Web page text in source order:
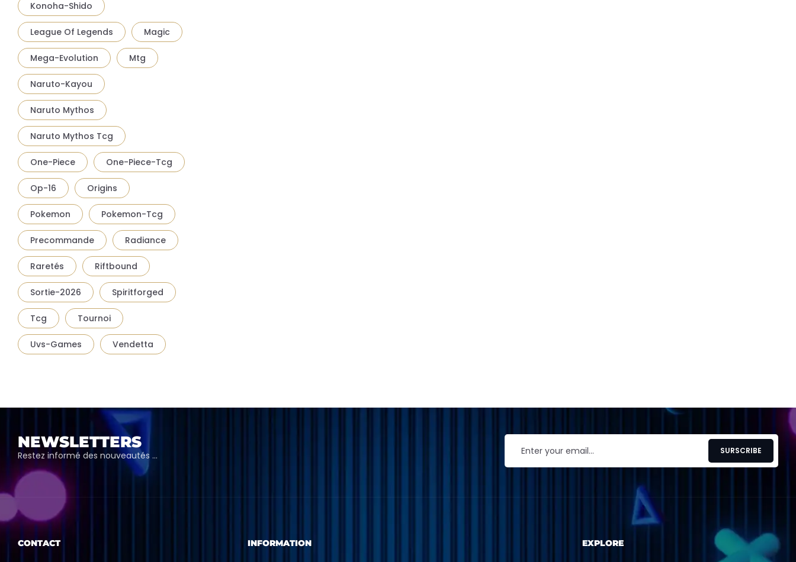
Konoha-Shido
League Of Legends Magic
Mega-Evolution Mtg
Naruto-Kayou
Naruto Mythos
Naruto Mythos Tcg
One-Piece One-Piece-Tcg
Op-16 Origins
Pokemon Pokemon-Tcg
Precommande Radiance
Raretés Riftbound
Sortie-2026 Spiritforged
Tcg Tournoi
Uvs-Games Vendetta
NEWSLETTERS
Restez informé des nouveautés …
CONTACT INFORMATION EXPLORE